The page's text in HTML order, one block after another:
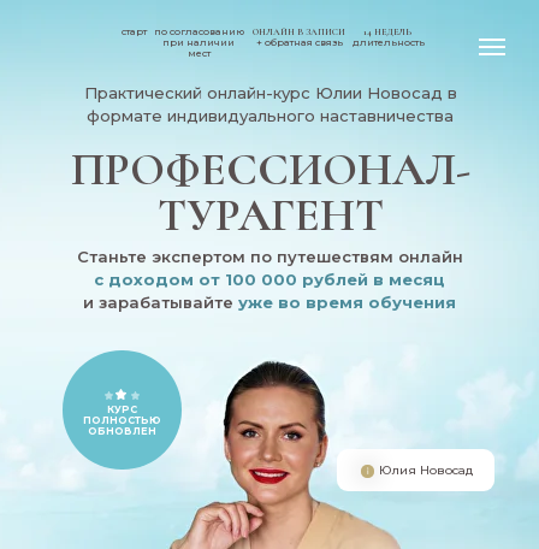
Практический онлайн-курс Юлии Новосад в
формате индивидуального наставничества
ПРОФЕССИОНАЛ-
ТУРАГЕНТ
Станьте экспертом по путешествям онлайн
с доходом от 100 000 рублей в месяц
и зарабатывайте уже во время обучения
ОНЛАЙН В ЗАПИСИ
+ обратная связь
14 НЕДЕЛЬ
длительность
Юлия Новосад
КУРС
ПОЛНОСТЬЮ
ОБНОВЛЕН
по согласованию
при наличии
мест
старт